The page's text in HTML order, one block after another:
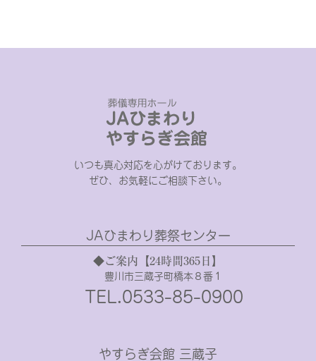
いつも真心対応を心がけております。
ぜひ、お気軽にご相談下さい。
JAひまわり葬祭センター
◆ご案内【24時間365日】
豊川市三蔵子町橋本８番１
TEL.0533-85-0900
やすらぎ会館 三蔵子